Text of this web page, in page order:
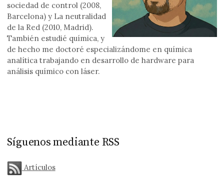
sociedad de control (2008,
Barcelona) y La neutralidad
de la Red (2010, Madrid).
También estudié química, y
de hecho me doctoré especializándome en química
analítica trabajando en desarrollo de hardware para
análisis químico con láser.
Síguenos mediante RSS
Artículos